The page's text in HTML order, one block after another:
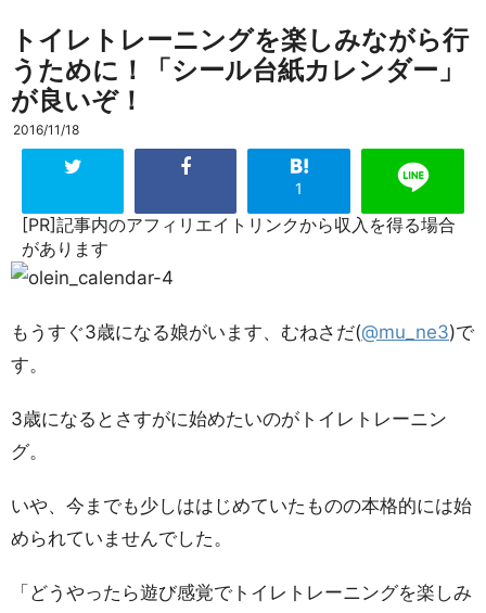
トイレトレーニングを楽しみながら行
うために！「シール台紙カレンダー」
が良いぞ！
2016/11/18
1
[PR]記事内のアフィリエイトリンクから収入を得る場合
があります
もうすぐ3歳になる娘がいます、むねさだ(@mu_ne3)で
す。
3歳になるとさすがに始めたいのがトイレトレーニン
グ。
いや、今までも少しははじめていたものの本格的には始
められていませんでした。
「どうやったら遊び感覚でトイレトレーニングを楽しみ